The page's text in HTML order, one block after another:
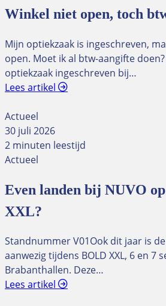
Winkel niet open, toch
Mijn optiekzaak is ingeschreven,
open. Moet ik al btw-aangifte doen?
optiekzaak ingeschreven bij…
Lees artikel
Actueel
30 juli 2026
2 minuten leestijd
Actueel
Even landen bij NUVO
XXL?
Standnummer V01Ook dit jaar is
aanwezig tijdens BOLD XXL, 6 en 7
Brabanthallen. Deze…
Lees artikel